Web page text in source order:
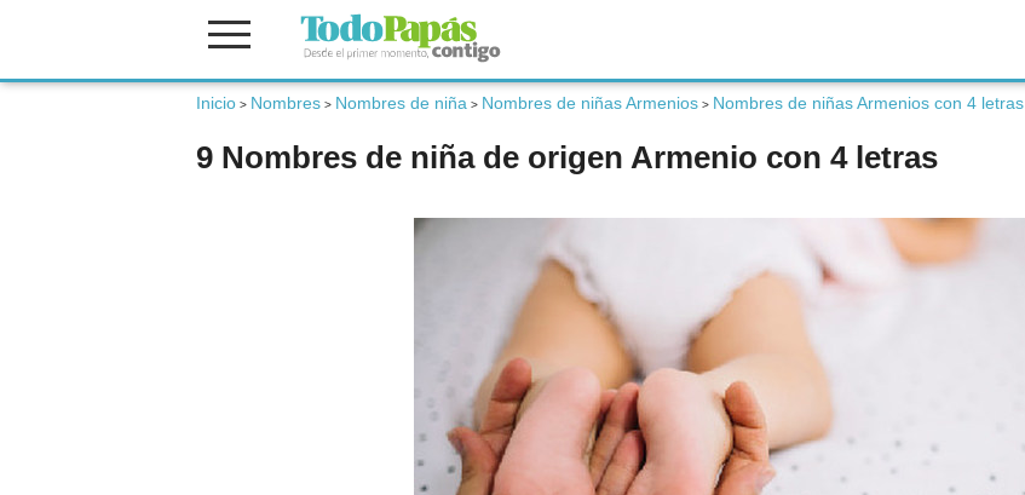
Inicio > Nombres > Nombres de niña > Nombres de niñas Armenios > Nombres de niñas Armenios con 4 letras
9 Nombres de niña de origen Armenio con 4 letras